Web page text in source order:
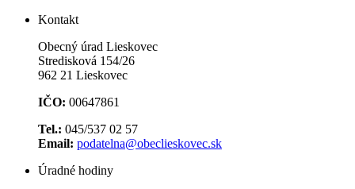
Kontakt
Obecný úrad Lieskovec
Stredisková 154/26
962 21 Lieskovec
IČO: 00647861
Tel.: 045/537 02 57
Email: podatelna@obeclieskovec.sk
Úradné hodiny